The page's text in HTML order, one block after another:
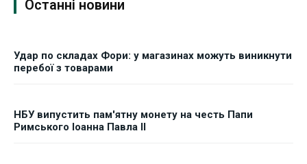
Останні новини
Удар по складах Фори: у магазинах можуть виникнути
перебої з товарами
НБУ випустить пам'ятну монету на честь Папи
Римського Іоанна Павла II